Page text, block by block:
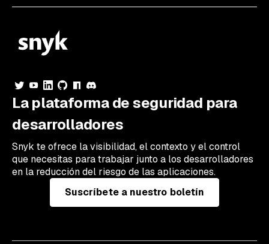
La plataforma de seguridad para
desarrolladores
Snyk te ofrece la visibilidad, el contexto y el control
que necesitas para trabajar junto a los desarrolladores
en la reducción del riesgo de las aplicaciones.
Suscríbete a nuestro boletín